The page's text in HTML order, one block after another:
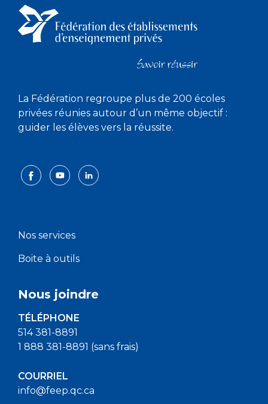
La Fédération regroupe plus de 200 écoles
privées réunies autour d’un même objectif :
guider les élèves vers la réussite.
Nos services
Boite à outils
Nous joindre
TÉLÉPHONE
514 381-8891
1 888 381-8891 (sans frais)
COURRIEL
info@feep.qc.ca